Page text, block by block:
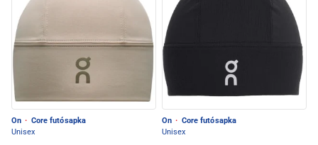
On · Core futósapka
Unisex
On · Core futósapka
Unisex